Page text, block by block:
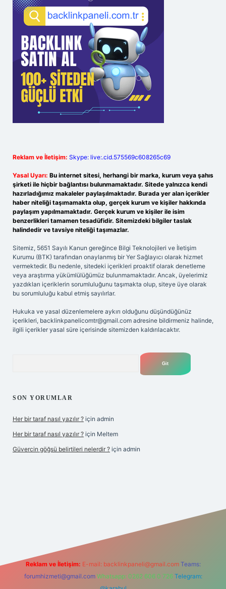
Reklam ve İletişim: Skype: live:.cid.575569c608265c69
Yasal Uyarı: Bu internet sitesi, herhangi bir marka, kurum veya şahıs
şirketi ile hiçbir bağlantısı bulunmamaktadır. Sitede yalnızca kendi
hazırladığımız makaleler paylaşılmaktadır. Burada yer alan içerikler
haber niteliği taşımamakta olup, gerçek kurum ve kişiler hakkında
paylaşım yapılmamaktadır. Gerçek kurum ve kişiler ile isim
benzerlikleri tamamen tesadüfidir. Sitemizdeki bilgiler taslak
halindedir ve tavsiye niteliği taşımazlar.
Sitemiz, 5651 Sayılı Kanun gereğince Bilgi Teknolojileri ve İletişim
Kurumu (BTK) tarafından onaylanmış bir Yer Sağlayıcı olarak hizmet
vermektedir. Bu nedenle, sitedeki içerikleri proaktif olarak denetleme
veya araştırma yükümlülüğümüz bulunmamaktadır. Ancak, üyelerimiz
yazdıkları içeriklerin sorumluluğunu taşımakta olup, siteye üye olarak
bu sorumluluğu kabul etmiş sayılırlar.
Hukuka ve yasal düzenlemelere aykırı olduğunu düşündüğünüz
içerikleri, backlinkpanelicomtr@gmail.com adresine bildirmeniz halinde,
ilgili içerikler yasal süre içerisinde sitemizden kaldırılacaktır.
SON YORUMLAR
Her bir taraf nasıl yazılır ? için admin
Her bir taraf nasıl yazılır ? için Meltem
Güvercin göğsü belirtileri nelerdir ? için admin
Reklam ve İletişim: E-mail: backlinkpaneli@gmail.com Teams:
forumhizmeti@gmail.com Whatsapp: 0262 606 0 726 Telegram: